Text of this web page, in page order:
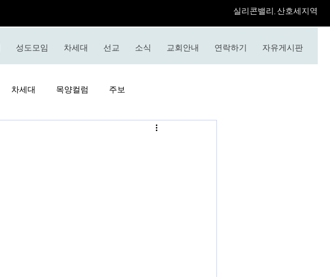
​실리콘밸리, 산호세지역
성도모임 차세대 선교 소식 교회안내 연락하기 자유게시판
차세대 목양컬럼 주보